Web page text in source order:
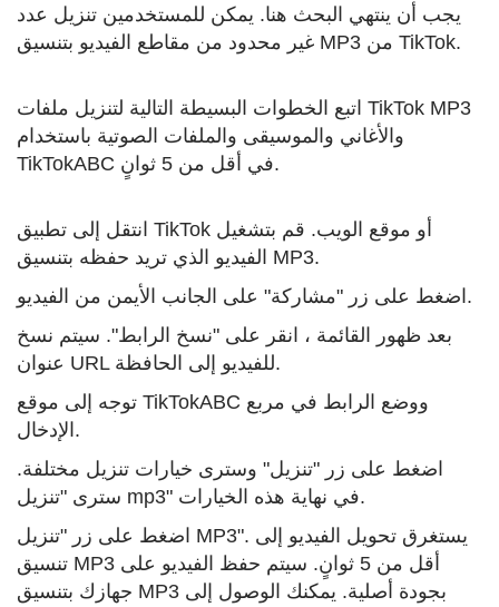
يجب أن ينتهي البحث هنا. يمكن للمستخدمين تنزيل عدد
غير محدود من مقاطع الفيديو بتنسيق MP3 من TikTok.
اتبع الخطوات البسيطة التالية لتنزيل ملفات TikTok MP3
والأغاني والموسيقى والملفات الصوتية باستخدام
TikTokABC في أقل من 5 ثوانٍ.
انتقل إلى تطبيق TikTok أو موقع الويب. قم بتشغيل
الفيديو الذي تريد حفظه بتنسيق MP3.
اضغط على زر "مشاركة" على الجانب الأيمن من الفيديو.
بعد ظهور القائمة ، انقر على "نسخ الرابط". سيتم نسخ
عنوان URL للفيديو إلى الحافظة.
توجه إلى موقع TikTokABC ووضع الرابط في مربع
الإدخال.
اضغط على زر "تنزيل" وسترى خيارات تنزيل مختلفة.
سترى "تنزيل mp3" في نهاية هذه الخيارات.
اضغط على زر "تنزيل MP3". يستغرق تحويل الفيديو إلى
تنسيق MP3 أقل من 5 ثوانٍ. سيتم حفظ الفيديو على
جهازك بتنسيق MP3 بجودة أصلية. يمكنك الوصول إلى